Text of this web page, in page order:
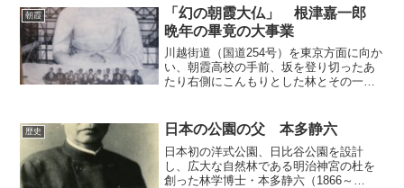
の有力校として評価され、国に接収され
た根津公園の敷地の一部は...
朝霞
「幻の朝霞大仏」 根津嘉一郎
晩年の畢竟の大事業
川越街道（国道254号）を東京方面に向か
い、朝霞高校の手前、坂を登り切ったあ
たり右側にこんもりとした林とその一角
の施設があるのか。実はここは、戦前、
東武鉄道の社長だった...
歴史 日本の公園の父 本多静六
日本初の洋式公園、日比谷公園を設計
し、広大な自然林である明治神宮の杜を
創った林学博士・本多静六（1866～